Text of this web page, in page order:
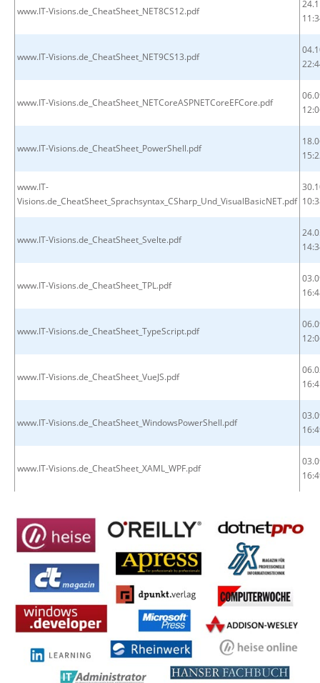
www.IT-Visions.de_CheatSheet_NET8CS12.pdf
www.IT-Visions.de_CheatSheet_NET9CS13.pdf
www.IT-Visions.de_CheatSheet_NETCoreASPNETCoreEFCore.pdf
www.IT-Visions.de_CheatSheet_PowerShell.pdf
www.IT-
Visions.de_CheatSheet_Sprachsyntax_CSharp_Und_VisualBasicNET.pdf
www.IT-Visions.de_CheatSheet_Svelte.pdf
www.IT-Visions.de_CheatSheet_TPL.pdf
www.IT-Visions.de_CheatSheet_TypeScript.pdf
www.IT-Visions.de_CheatSheet_VueJS.pdf
www.IT-Visions.de_CheatSheet_WindowsPowerShell.pdf
www.IT-Visions.de_CheatSheet_XAML_WPF.pdf